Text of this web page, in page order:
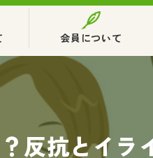
会員について
反抗とイラ